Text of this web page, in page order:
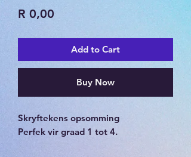
R 0,00
Add to Cart
Buy Now
Skryftekens opsomming
Perfek vir graad 1 tot 4.